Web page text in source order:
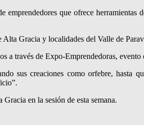
que ofrece herramientas
Gracia y localidades del Valle de
a través de Expo-Emprendedoras, evento
sus creaciones como orfebre,
en la sesión de esta semana.